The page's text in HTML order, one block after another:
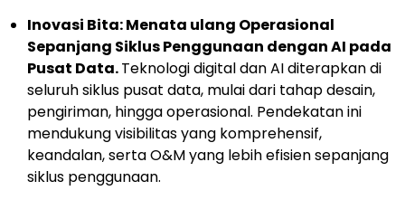
Inovasi Bita: Menata ulang Operasional
Sepanjang Siklus Penggunaan dengan AI pada
Pusat Data.Teknologi digital dan AI diterapkan di
seluruh siklus pusat data, mulai dari tahap desain,
pengiriman, hingga operasional. Pendekatan ini
mendukung visibilitas yang komprehensif,
keandalan, serta O&M yang lebih efisien sepanjang
siklus penggunaan.